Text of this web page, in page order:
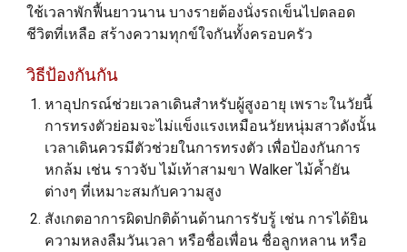
ใช้เวลาพักฟื้นยาวนาน บางรายต้องนั่งรถเข็นไปตลอด
ชีวิตที่เหลือ สร้างความทุกข์ใจกันทั้งครอบครัว
วิธีป้องกันกัน
หาอุปกรณ์ช่วยเวลาเดินสำหรับผู้สูงอายุ เพราะในวัยนี้
การทรงตัวย่อมจะไม่แข็งแรงเหมือนวัยหนุ่มสาวดังนั้น
เวลาเดินควรมีตัวช่วยในการทรงตัว เพื่อป้องกันการ
หกล้ม เช่น ราวจับ ไม้เท้าสามขา Walker ไม้ค้ำยัน
ต่างๆ ที่เหมาะสมกับความสูง
สังเกตอาการผิดปกติด้านด้านการรับรู้ เช่น การได้ยิน
ความหลงลืมวันเวลา หรือชื่อเพื่อน ชื่อลูกหลาน หรือ